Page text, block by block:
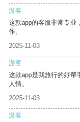
游客
这款app的客服非常专业
作。
2025-11-03
游客
这款app是我旅行的好帮
人情。
2025-11-03
游客